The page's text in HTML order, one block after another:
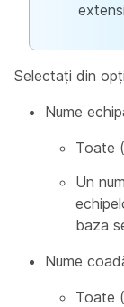
Selectați din
Nume
Toate
Un
baza
Nume
Toate